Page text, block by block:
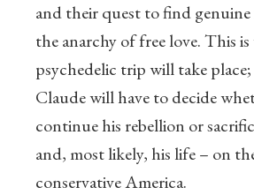
and their quest to find
the anarchy of free love. This
psychedelic trip will take
Claude will have to decide
continue his rebellion or
and, most likely, his life – on
conservative America.